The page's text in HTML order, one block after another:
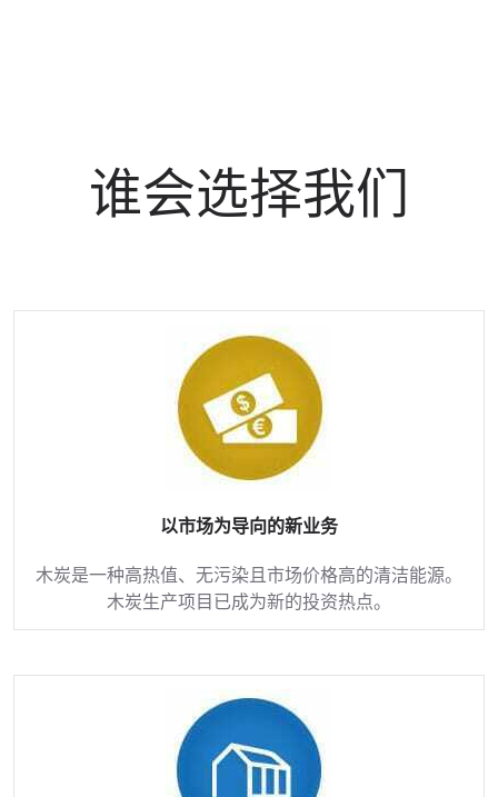
谁会选择我们
以市场为导向的新业务
木炭是一种高热值、无污染且市场价格高的清洁能源。
木炭生产项目已成为新的投资热点。